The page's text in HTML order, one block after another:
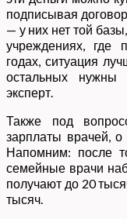
подписывая
— у них нет той
учреждениях, где
годах, ситуация
остальных нужны
эксперт.
Также под
зарплаты врачей, о
Напомним: после
семейные врачи
получают до 20
тысяч.